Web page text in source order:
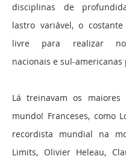
disciplinas de
lastro variável, o
livre para realizar
nacionais e sul-americanas
Lá treinavam os maiores
mundo! Franceses, como
recordista mundial na
Limits, Olivier Heleau,